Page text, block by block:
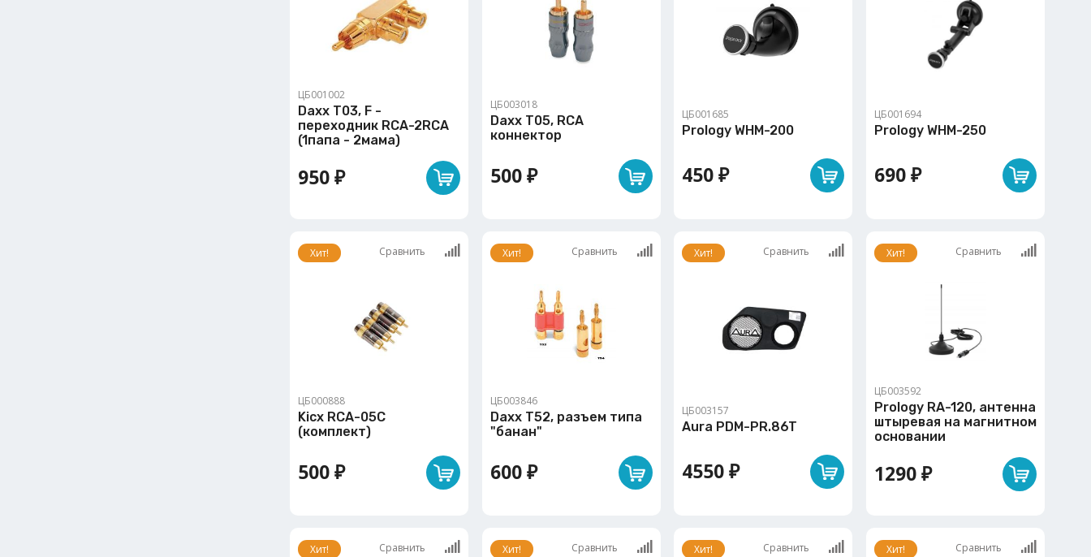
ЦБ001002
Daxx T03, F -
переходник RCA-2RCA
(1папа - 2мама)
950 ₽
ЦБ003018
Daxx T05, RCA
коннектор
500 ₽
ЦБ001685
Prology WHM-200
450 ₽
ЦБ001694
Prology WHM-250
690 ₽
Хит! Сравнить
ЦБ000888
Kicx RCA-05C
(комплект)
500 ₽
Хит! Сравнить
ЦБ003846
Daxx T52, разъем типа
"банан"
600 ₽
Хит! Сравнить
ЦБ003157
Aura PDM-PR.86T
4550 ₽
Хит! Сравнить
ЦБ003592
Prology RA-120, антенна
штыревая на магнитном
основании
1290 ₽
Хит! Сравнить Хит! Сравнить Хит! Сравнить Хит! Сравнить